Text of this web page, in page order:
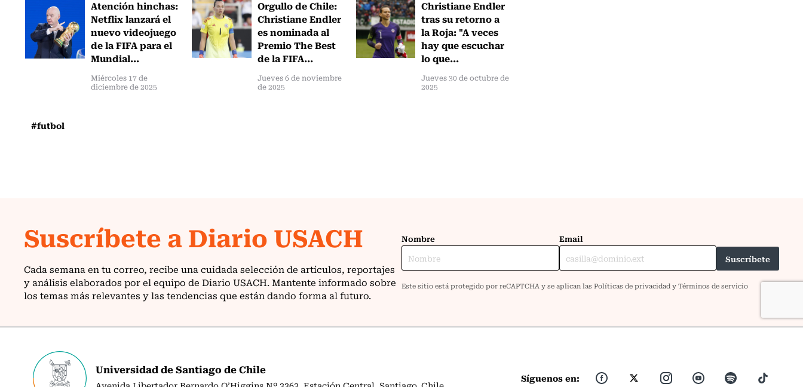
Atención hinchas:
Netflix lanzará el
nuevo videojuego
de la FIFA para el
Mundial...
Miércoles 17 de
diciembre de 2025
Orgullo de Chile:
Christiane Endler
es nominada al
Premio The Best
de la FIFA...
Jueves 6 de noviembre
de 2025
Christiane Endler
tras su retorno a
la Roja: "A veces
hay que escuchar
lo que...
Jueves 30 de octubre de
2025
#futbol
Universidad de Santiago de Chile
Síguenos en: